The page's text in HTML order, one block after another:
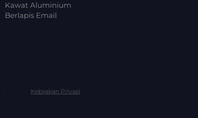
Kawat Aluminium
Berlapis Email
Kebijakan Privasi